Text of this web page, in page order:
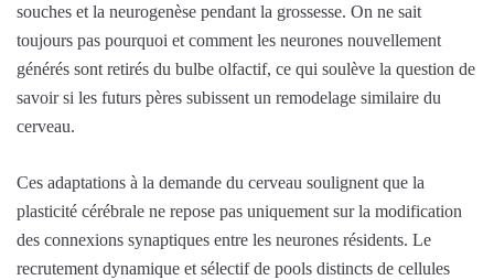
souches et la neurogenèse pendant la grossesse. On ne sait
toujours pas pourquoi et comment les neurones nouvellement
générés sont retirés du bulbe olfactif, ce qui soulève la question de
savoir si les futurs pères subissent un remodelage similaire du
cerveau.
Ces adaptations à la demande du cerveau soulignent que la
plasticité cérébrale ne repose pas uniquement sur la modification
des connexions synaptiques entre les neurones résidents. Le
recrutement dynamique et sélectif de pools distincts de cellules